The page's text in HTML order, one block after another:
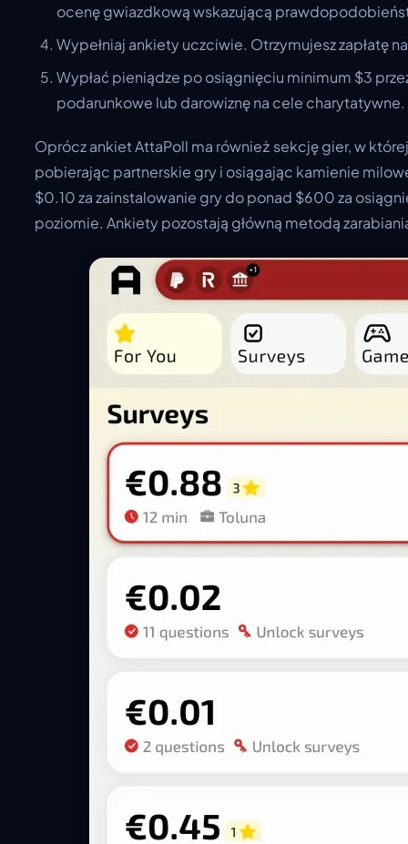
ocenę gwiazdkową wskazującą
Wypełniaj ankiety uczciwie. Otrzymujesz zapłatę
Wypłać pieniądze po osiągnięciu minimum $3
podarunkowe lub darowiznę na cele charytatywne.
Oprócz ankiet AttaPoll ma również sekcję gier, w
pobierając partnerskie gry i osiągając kamienie
$0.10 za zainstalowanie gry do ponad $600 za
poziomie. Ankiety pozostają główną metodą